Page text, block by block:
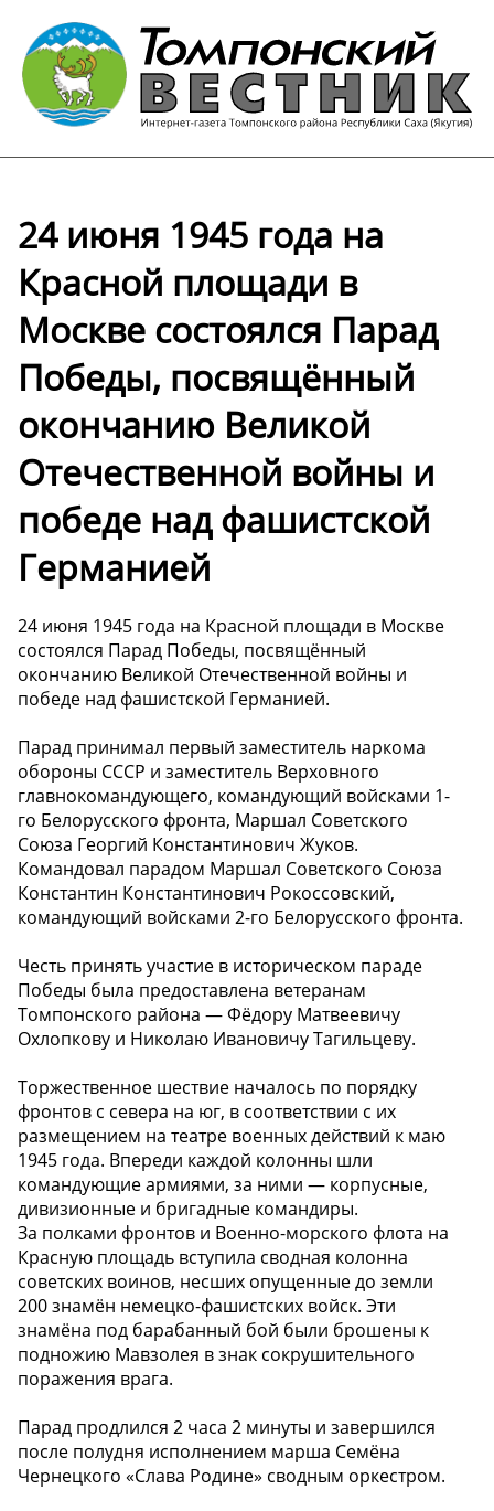
24 июня 1945 года на
Красной площади в
Москве состоялся Парад
Победы, посвящённый
окончанию Великой
Отечественной войны и
победе над фашистской
Германией
24 июня 1945 года на Красной площади в Москве
состоялся Парад Победы, посвящённый
окончанию Великой Отечественной войны и
победе над фашистской Германией.
Парад принимал первый заместитель наркома
обороны СССР и заместитель Верховного
главнокомандующего, командующий войсками 1-
го Белорусского фронта, Маршал Советского
Союза Георгий Константинович Жуков.
Командовал парадом Маршал Советского Союза
Константин Константинович Рокоссовский,
командующий войсками 2-го Белорусского фронта.
Честь принять участие в историческом параде
Победы была предоставлена ветеранам
Томпонского района — Фёдору Матвеевичу
Охлопкову и Николаю Ивановичу Тагильцеву.
Торжественное шествие началось по порядку
фронтов с севера на юг, в соответствии с их
размещением на театре военных действий к маю
1945 года. Впереди каждой колонны шли
командующие армиями, за ними — корпусные,
дивизионные и бригадные командиры.
За полками фронтов и Военно-морского флота на
Красную площадь вступила сводная колонна
советских воинов, несших опущенные до земли
200 знамён немецко-фашистских войск. Эти
знамёна под барабанный бой были брошены к
подножию Мавзолея в знак сокрушительного
поражения врага.
Парад продлился 2 часа 2 минуты и завершился
после полудня исполнением марша Семёна
Чернецкого «Слава Родине» сводным оркестром.